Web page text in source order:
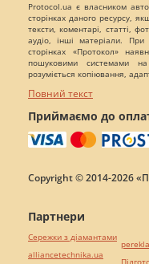
Protocol.ua є власником
сторінках даного ресурсу,
тексти, коментарі, статті,
аудіо, інші матеріали.
сторінках «Протокол»
пошуковими системами
розуміється копіювання,
Повний текст
Приймаємо до
Copyright © 2014-2026
Партнери
Сережки з діамантами
alliancetechnika.ua